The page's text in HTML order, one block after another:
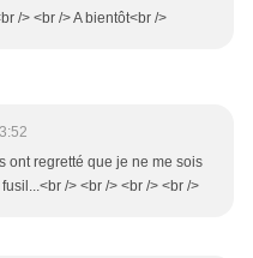
/> <br /> A bientôt<br />
ont regretté que je ne me sois
/> <br /> <br /> <br />